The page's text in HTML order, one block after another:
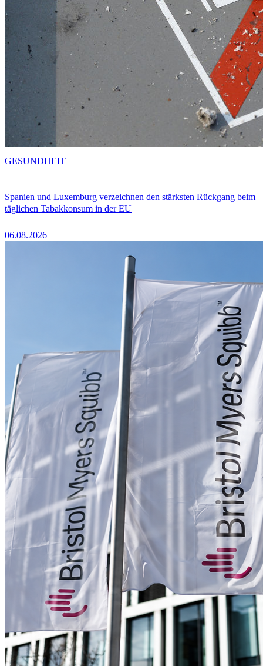
Spanien und Luxemburg verzeichnen den stärksten Rückgang beim
täglichen Tabakkonsum in der EU
06.08.2026
GESUNDHEIT